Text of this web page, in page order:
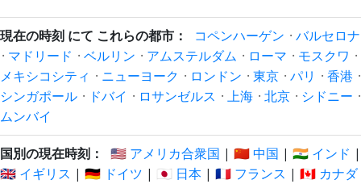
現在の時刻 にて これらの都市： コペンハーゲン · バルセロナ
· マドリード · ベルリン · アムステルダム · ローマ · モスクワ ·
メキシコシティ · ニューヨーク · ロンドン · 東京 · パリ · 香港 ·
シンガポール · ドバイ · ロサンゼルス · 上海 · 北京 · シドニー ·
ムンバイ
国別の現在時刻： 🇺🇸 アメリカ合衆国 | 🇨🇳 中国 | 🇮🇳 インド |
🇬🇧 イギリス | 🇩🇪 ドイツ | 🇯🇵 日本 | 🇫🇷 フランス | 🇨🇦 カナダ